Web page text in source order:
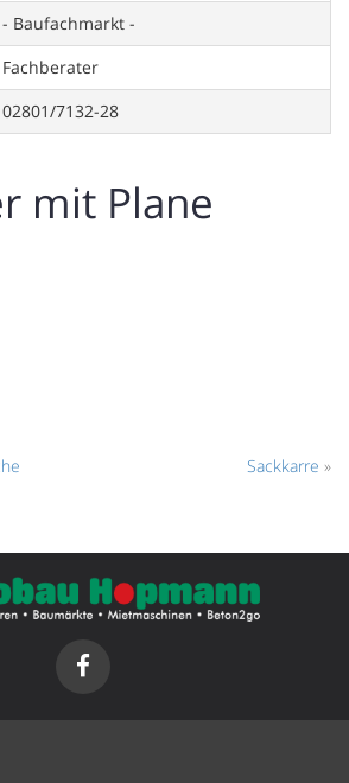
- Baufachmarkt -
Fachberater
02801/7132-28
mit Plane
Sackkarre »